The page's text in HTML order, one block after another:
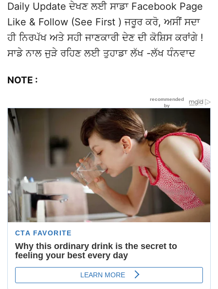
Daily Update ਦੇਖਣ ਲਈ ਸਾਡਾ Facebook Page
Like & Follow (See First ) ਜਰੂਰ ਕਰੋ, ਅਸੀਂ ਸਦਾ
ਹੀ ਨਿਰਪੱਖ ਅਤੇ ਸਹੀ ਜਾਣਕਾਰੀ ਦੇਣ ਦੀ ਕੋਸ਼ਿਸ ਕਰਾਂਗੇ !
ਸਾਡੇ ਨਾਲ ਜੁੜੇ ਰਹਿਣ ਲਈ ਤੁਹਾਡਾ ਲੱਖ -ਲੱਖ ਧੰਨਵਾਦ
NOTE :